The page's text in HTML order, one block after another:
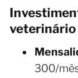
300/